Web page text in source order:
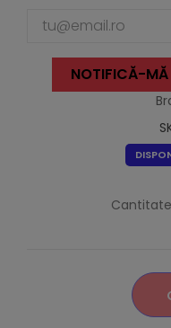
NOTIFICĂ-MĂ
Cantitate